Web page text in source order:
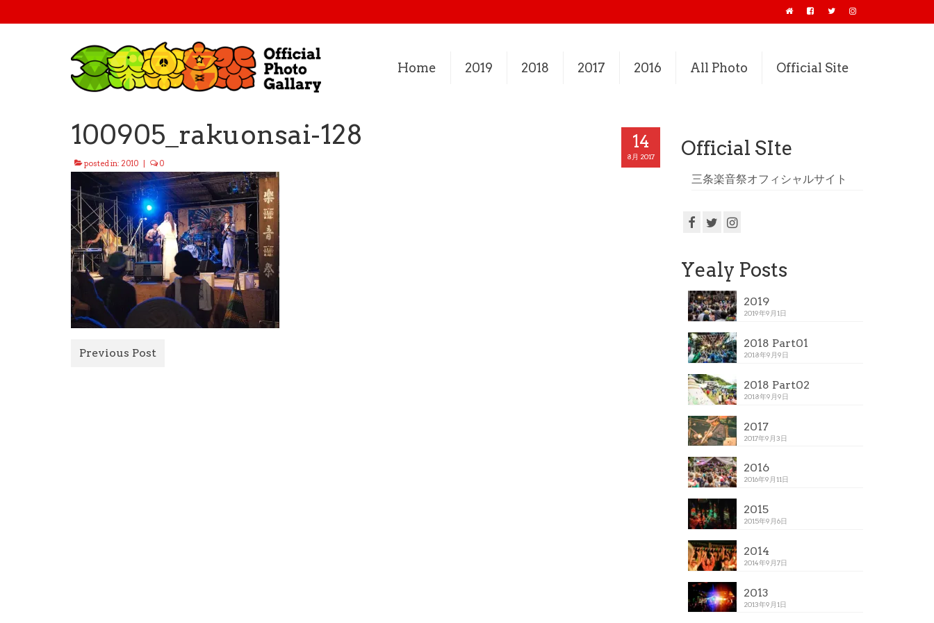
Home 2019 2018 2017 2016 All Photo Official Site
14
8月 2017
100905_rakuonsai-128
posted in: 2010 0
Previous Post
Official SIte
三条楽音祭オフィシャルサイト
Yealy Posts
2019
2019年9月1日
2018 Part01
2018年9月9日
2018 Part02
2018年9月9日
2017
2017年9月3日
2016
2016年9月11日
2015
2015年9月6日
2014
2014年9月7日
2013
2013年9月1日